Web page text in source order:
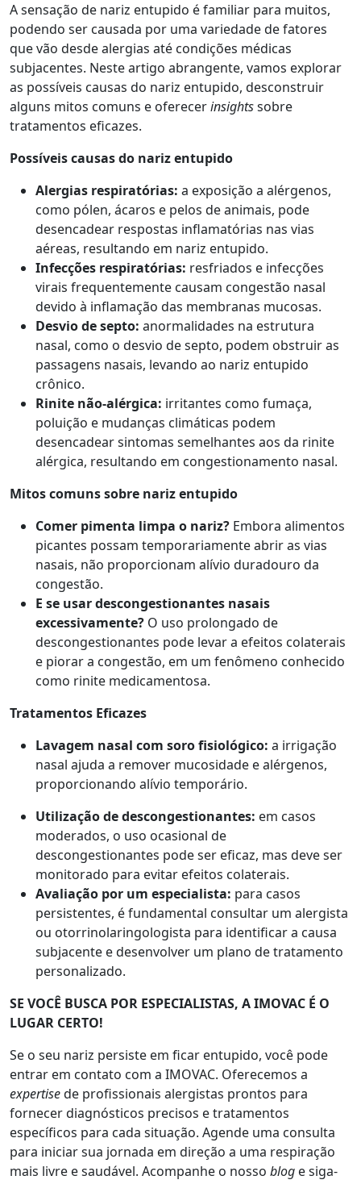
A sensação de nariz entupido é familiar para muitos,
podendo ser causada por uma variedade de fatores
que vão desde alergias até condições médicas
subjacentes. Neste artigo abrangente, vamos explorar
as possíveis causas do nariz entupido, desconstruir
alguns mitos comuns e oferecerinsightssobre
tratamentos eficazes.
Possíveis causas do nariz entupido
Alergias respiratórias: a exposição a alérgenos,
como pólen, ácaros e pelos de animais, pode
desencadear respostas inflamatórias nas vias
aéreas, resultando em nariz entupido.
Infecções respiratórias: resfriados e infecções
virais frequentemente causam congestão nasal
devido à inflamação das membranas mucosas.
Desvio de septo: anormalidades na estrutura
nasal, como o desvio de septo, podem obstruir as
passagens nasais, levando ao nariz entupido
crônico.
Rinite não-alérgica: irritantes como fumaça,
poluição e mudanças climáticas podem
desencadear sintomas semelhantes aos da rinite
alérgica, resultando em congestionamento nasal.
Mitos comuns sobre nariz entupido
Comer pimenta limpa o nariz? Embora alimentos
picantes possam temporariamente abrir as vias
nasais, não proporcionam alívio duradouro da
congestão.
E se usar descongestionantes nasais
excessivamente? O uso prolongado de
descongestionantes pode levar a efeitos colaterais
e piorar a congestão, em um fenômeno conhecido
como rinite medicamentosa.
Tratamentos Eficazes
Lavagem nasal com soro fisiológico: a irrigação
nasal ajuda a remover mucosidade e alérgenos,
proporcionando alívio temporário.
Utilização de descongestionantes: em casos
moderados, o uso ocasional de
descongestionantes pode ser eficaz, mas deve ser
monitorado para evitar efeitos colaterais.
Avaliação por um especialista: para casos
persistentes, é fundamental consultar um alergista
ou otorrinolaringologista para identificar a causa
subjacente e desenvolver um plano de tratamento
personalizado.
SE VOCÊ BUSCA POR ESPECIALISTAS, A IMOVAC É O
LUGAR CERTO!
Se o seu nariz persiste em ficar entupido, você pode
entrar em contato com a IMOVAC. Oferecemos a
expertisede profissionais alergistas prontos para
fornecer diagnósticos precisos e tratamentos
específicos para cada situação. Agende uma consulta
para iniciar sua jornada em direção a uma respiração
mais livre e saudável. Acompanhe o nosso blog e siga-